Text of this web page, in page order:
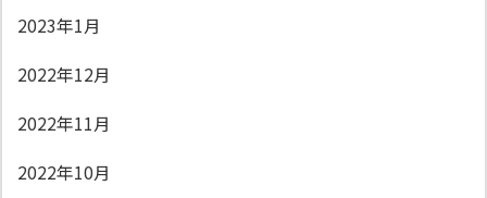
2023年1月
2022年12月
2022年11月
2022年10月